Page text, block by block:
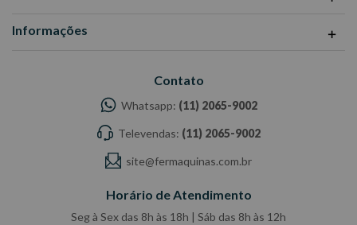
Informações
Contato
Whatsapp: (11) 2065-9002
Televendas: (11) 2065-9002
site@fermaquinas.com.br
Horário de Atendimento
Seg à Sex das 8h às 18h | Sáb das 8h às 12h